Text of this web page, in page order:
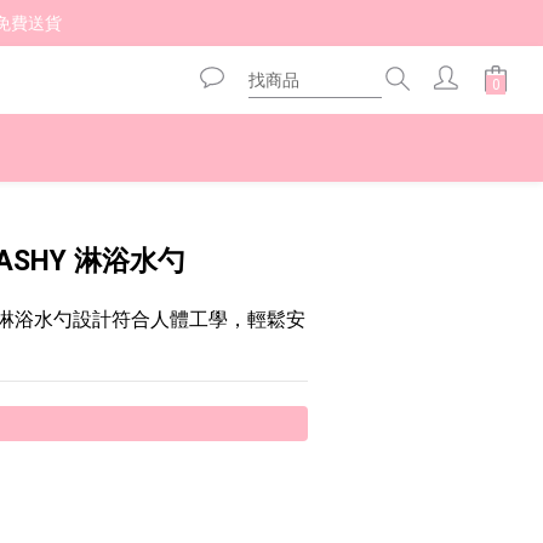
費送貨
淋浴水勺
浴水勺設計符合人體工學，輕鬆安